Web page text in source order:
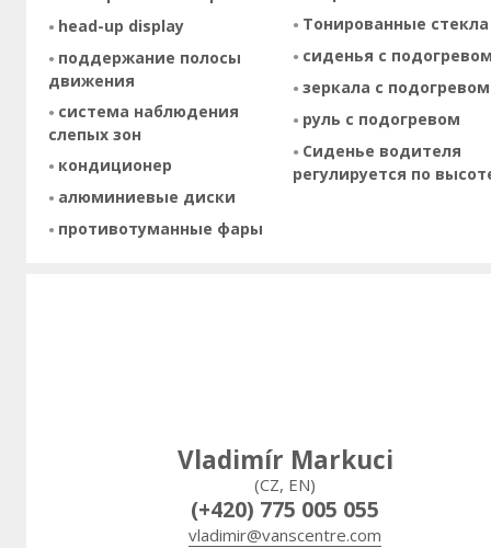
head-up display
поддержание полосы
движения
система наблюдения
слепых зон
кондиционер
алюминиевые диски
противотуманные фары
Тонированные стекла
сиденья с
зеркала с подогревом
руль с подогревом
Сиденье водителя
регулируется по
Vladimír Markuci
(CZ, EN)
(+420) 775 005 055
vladimir@vanscentre.com